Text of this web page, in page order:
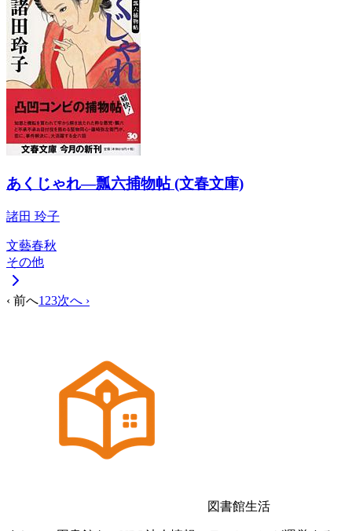
あくじゃれ―瓢六捕物帖 (文春文庫)
諸田 玲子
文藝春秋
その他
‹ 前へ1 23次へ ›
図書館生活